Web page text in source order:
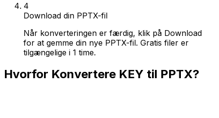
4
Download din PPTX-fil
Når konverteringen er færdig, klik på Download
for at gemme din nye PPTX-fil. Gratis filer er
tilgængelige i 1 time.
Hvorfor Konvertere KEY til PPTX?